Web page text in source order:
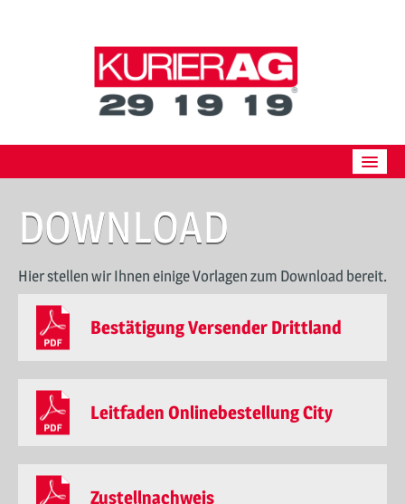
BESTELLUNG
PREISE
PARTNER
JOBS
DOWNLOAD
SERVICE
WERBUNG
KONTAKT
DOWNLOAD
Hier stellen wir Ihnen einige Vorlagen zum Download bereit.
Bestätigung Versender Drittland
Leitfaden Onlinebestellung City
Zustellnachweis